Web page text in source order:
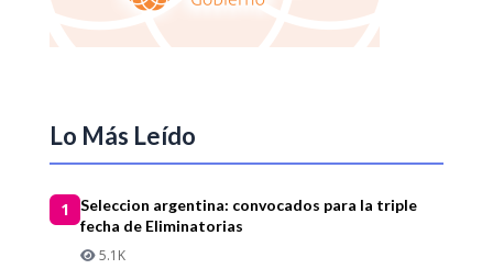
Lo Más Leído
1
Seleccion argentina: convocados para la triple
fecha de Eliminatorias
5.1K